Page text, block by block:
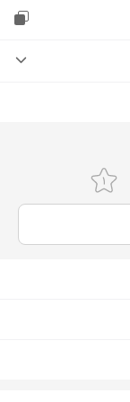
۱۰ تا ۲۲
تعطیل